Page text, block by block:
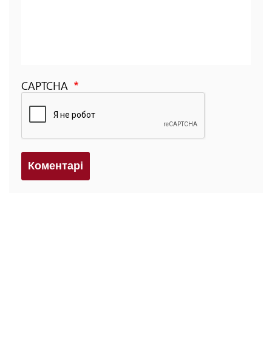
CAPTCHA
Коментарi